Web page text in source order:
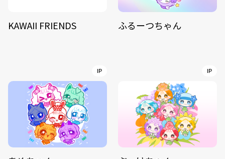
KAWAII FRIENDS ふるーつちゃん
IP IP